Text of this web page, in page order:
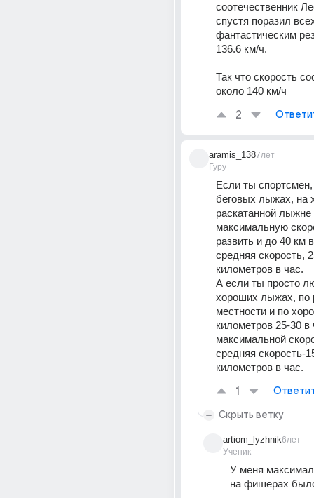
соотечественник
спустя поразил
фантастическим
136.6 км/ч.
Так что скорость
около 140 км/ч
2
aramis_138
Гуру
7лет
Если ты
беговых лыжах, на
раскатанной лыжне
максимальную
развить и до 40 км
средняя скорость,
километров в час.
А если ты просто
хороших лыжах, по
местности и по
километров 25-30 в
максимальной
средняя скорость-
километров в час.
1
Скрыть ветку
artiom_lyzhnik
Ученик
6лет
У меня
на фишерах